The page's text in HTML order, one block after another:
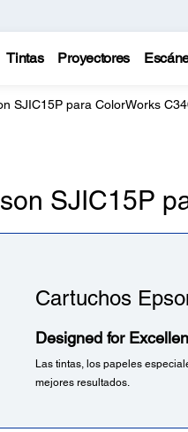
Tintas Proyectores
SJIC15P para ColorWorks
SJIC15P
Cartuchos
Designed for
Las tintas, los papeles
mejores resultados.